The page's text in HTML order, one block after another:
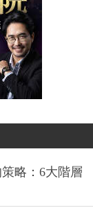
略：6大階層